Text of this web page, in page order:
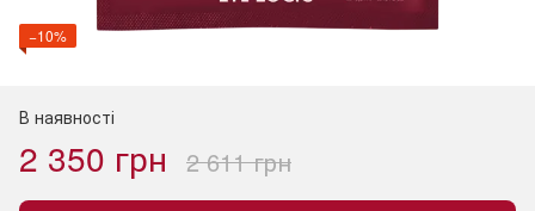
−10%
В наявності
2 350 грн 2 611 грн